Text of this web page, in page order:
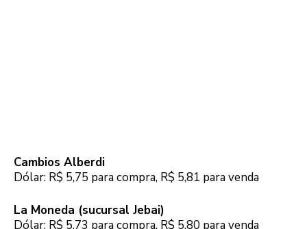
Cambios Alberdi
Dólar: R$ 5,75 para compra, R$ 5,81 para venda
La Moneda (sucursal Jebai)
Dólar: R$ 5,73 para compra, R$ 5,80 para venda